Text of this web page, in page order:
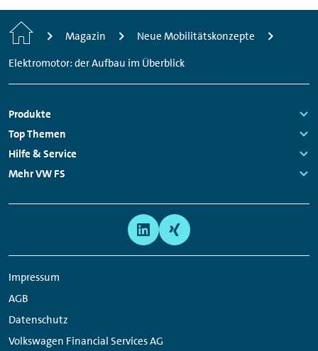
StartseiteMagazin
Neue Mobilitätskonzepte
Elektromotor: der Aufbau im Überblick
Fußzeilen
Navigation
Produkte
Links:
Top Themen
Links:
Hilfe & Service
Links:
Mehr VW FS
Impressum
AGB
Datenschutz
Volkswagen Financial Services AG